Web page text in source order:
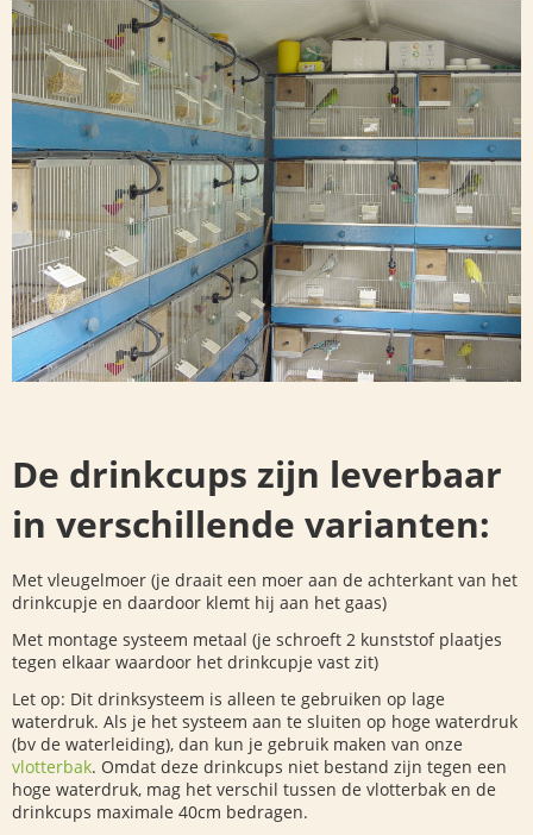
De drinkcups zijn leverbaar
in verschillende varianten:
Met vleugelmoer (je draait een moer aan de achterkant van het
drinkcupje en daardoor klemt hij aan het gaas)
Met montage systeem metaal (je schroeft 2 kunststof plaatjes
tegen elkaar waardoor het drinkcupje vast zit)
Let op: Dit drinksysteem is alleen te gebruiken op lage
waterdruk. Als je het systeem aan te sluiten op hoge waterdruk
(bv de waterleiding), dan kun je gebruik maken van onze
vlotterbak. Omdat deze drinkcups niet bestand zijn tegen een
hoge waterdruk, mag het verschil tussen de vlotterbak en de
drinkcups maximale 40cm bedragen.